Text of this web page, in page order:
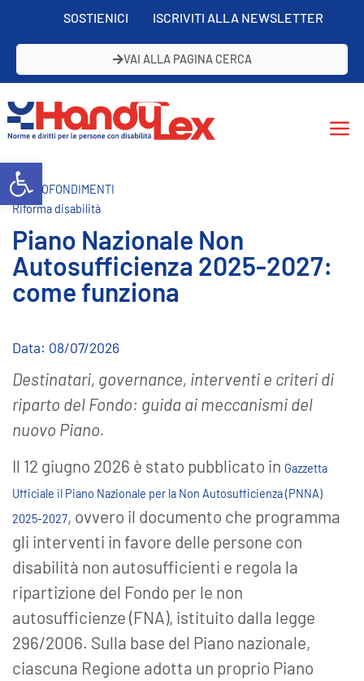
Open toolbar
SOSTIENICI ISCRIVITI ALLA NEWSLETTER
VAI ALLA PAGINA CERCA
APPROFONDIMENTI
Riforma disabilità
Piano Nazionale Non
Autosufficienza 2025-2027:
come funziona
Data: 08/07/2026
Destinatari, governance, interventi e criteri di
riparto del Fondo: guida ai meccanismi del
nuovo Piano.
Il 12 giugno 2026 è stato pubblicato in Gazzetta
Ufficiale il Piano Nazionale per la Non Autosufficienza (PNNA)
2025-2027, ovvero il documento che programma
gli interventi in favore delle persone con
disabilità non autosufficienti e regola la
ripartizione del Fondo per le non
autosufficienze (FNA), istituito dalla legge
296/2006. Sulla base del Piano nazionale,
ciascuna Regione adotta un proprio Piano